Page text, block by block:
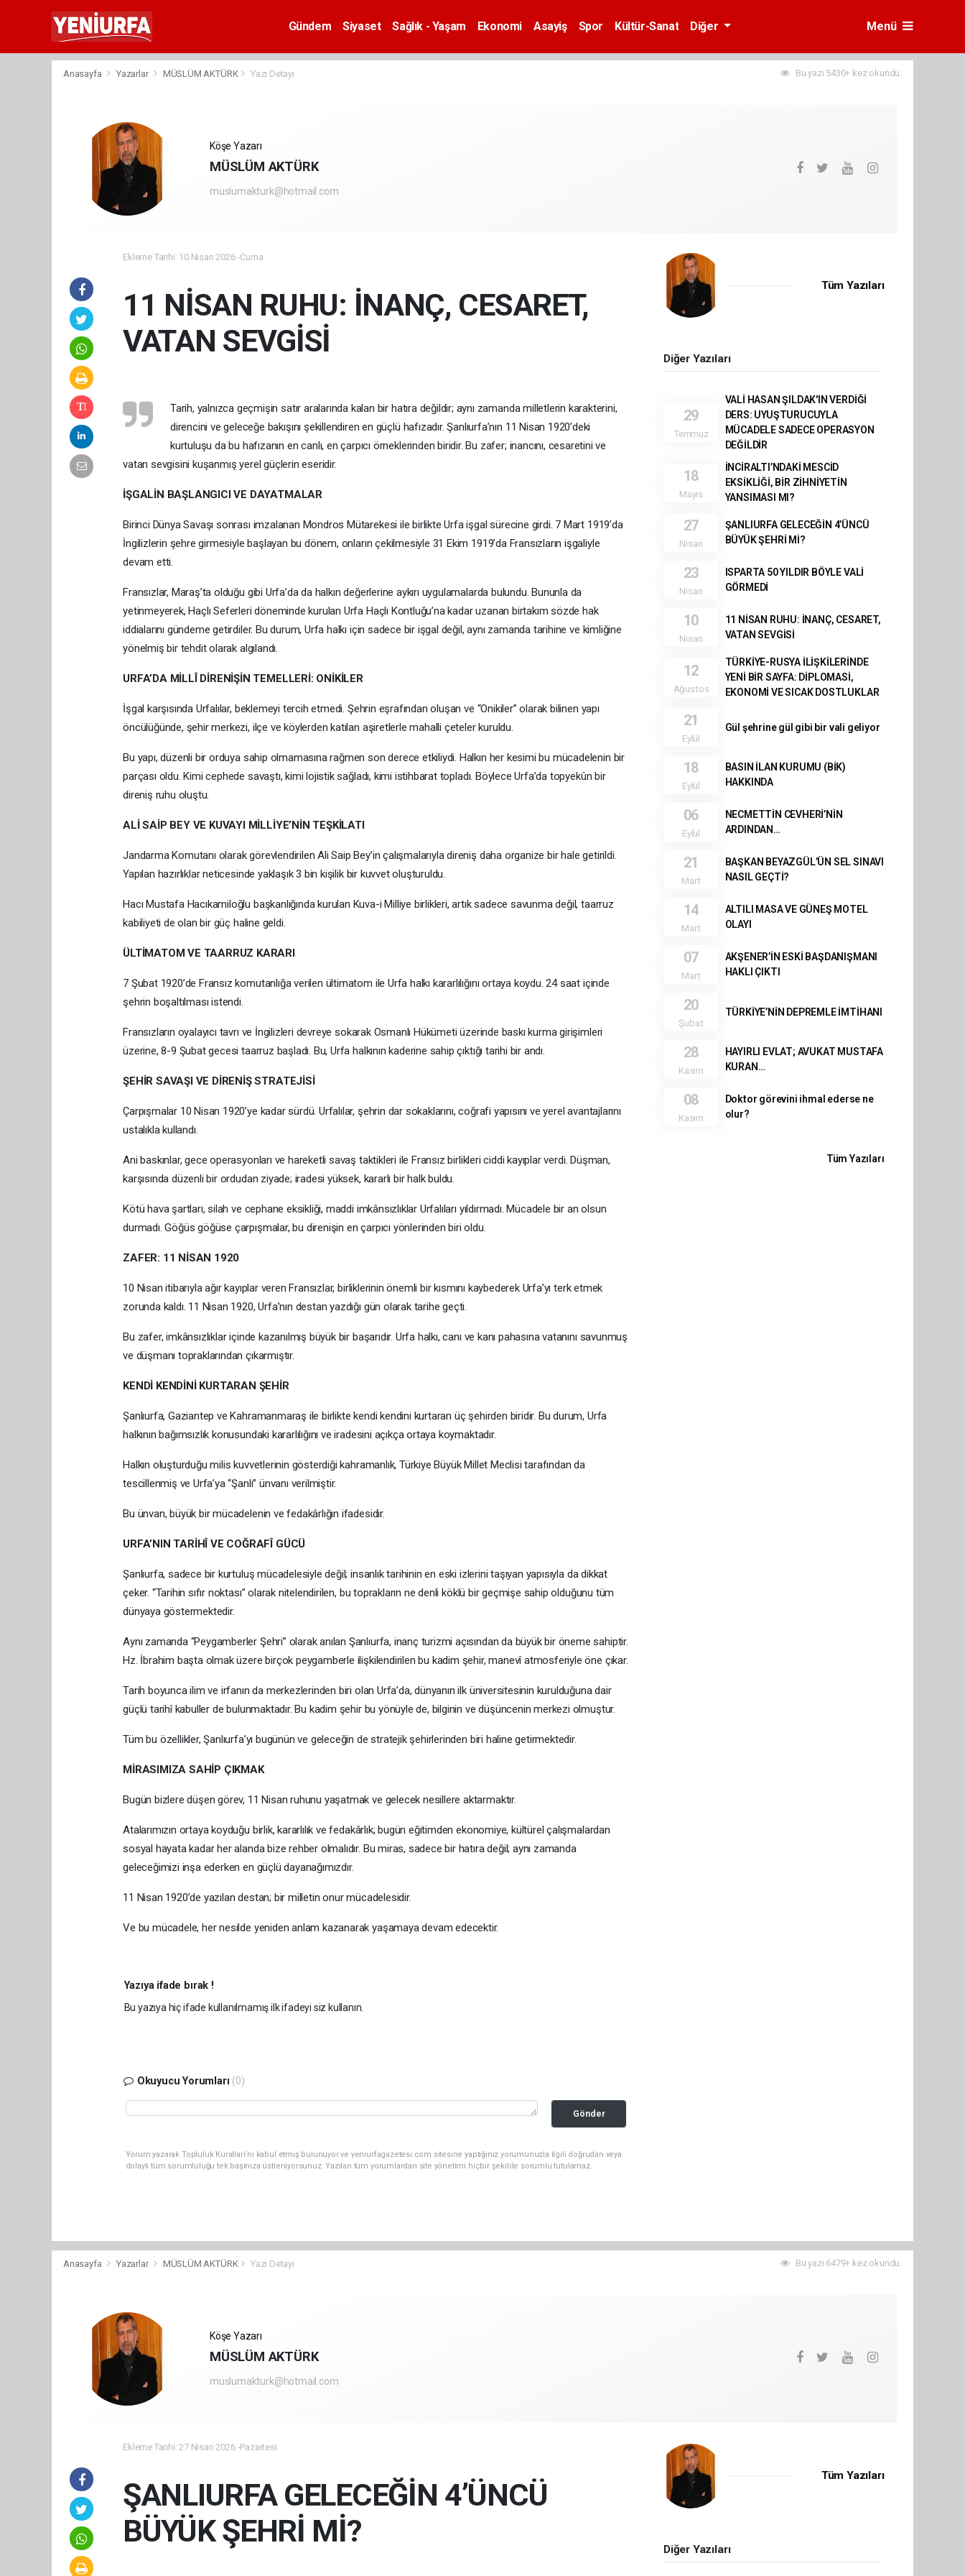
Gündem Siyaset Sağlık - Yaşam Ekonomi Asayiş Spor Kültür-Sanat Diğer Menü
Anasayfa Yazarlar MÜSLÜM AKTÜRK Yazı Detayı Bu yazı 5430+ kez okundu.
Köşe Yazarı
MÜSLÜM AKTÜRK
muslumakturk@hotmail.com
Ekleme Tarihi: 10 Nisan 2026 -Cuma
11 NİSAN RUHU: İNANÇ, CESARET,
VATAN SEVGİSİ
Tarih, yalnızca geçmişin satır aralarında kalan bir hatıra değildir; aynı zamanda milletlerin karakterini,
direncini ve geleceğe bakışını şekillendiren en güçlü hafızadır. Şanlıurfa’nın 11 Nisan 1920’deki
kurtuluşu da bu hafızanın en canlı, en çarpıcı örneklerinden biridir. Bu zafer; inancını, cesaretini ve
vatan sevgisini kuşanmış yerel güçlerin eseridir.
İŞGALİN BAŞLANGICI VE DAYATMALAR
Birinci Dünya Savaşı sonrası imzalanan Mondros Mütarekesi ile birlikte Urfa işgal sürecine girdi. 7 Mart 1919’da
İngilizlerin şehre girmesiyle başlayan bu dönem, onların çekilmesiyle 31 Ekim 1919’da Fransızların işgaliyle
devam etti.
Fransızlar, Maraş’ta olduğu gibi Urfa’da da halkın değerlerine aykırı uygulamalarda bulundu. Bununla da
yetinmeyerek, Haçlı Seferleri döneminde kurulan Urfa Haçlı Kontluğu’na kadar uzanan birtakım sözde hak
iddialarını gündeme getirdiler. Bu durum, Urfa halkı için sadece bir işgal değil, aynı zamanda tarihine ve kimliğine
yönelmiş bir tehdit olarak algılandı.
URFA’DA MİLLÎ DİRENİŞİN TEMELLERİ: ONİKİLER
İşgal karşısında Urfalılar, beklemeyi tercih etmedi. Şehrin eşrafından oluşan ve “Onikiler” olarak bilinen yapı
öncülüğünde, şehir merkezi, ilçe ve köylerden katılan aşiretlerle mahalli çeteler kuruldu.
Bu yapı, düzenli bir orduya sahip olmamasına rağmen son derece etkiliydi. Halkın her kesimi bu mücadelenin bir
parçası oldu. Kimi cephede savaştı, kimi lojistik sağladı, kimi istihbarat topladı. Böylece Urfa’da topyekûn bir
direniş ruhu oluştu.
ALİ SAİP BEY VE KUVAYI MİLLİYE’NİN TEŞKİLATI
Jandarma Komutanı olarak görevlendirilen Ali Saip Bey’in çalışmalarıyla direniş daha organize bir hale getirildi.
Yapılan hazırlıklar neticesinde yaklaşık 3 bin kişilik bir kuvvet oluşturuldu.
Hacı Mustafa Hacıkamiloğlu başkanlığında kurulan Kuva-i Milliye birlikleri, artık sadece savunma değil, taarruz
kabiliyeti de olan bir güç haline geldi.
ÜLTİMATOM VE TAARRUZ KARARI
7 Şubat 1920’de Fransız komutanlığa verilen ültimatom ile Urfa halkı kararlılığını ortaya koydu. 24 saat içinde
şehrin boşaltılması istendi.
Fransızların oyalayıcı tavrı ve İngilizleri devreye sokarak Osmanlı Hükümeti üzerinde baskı kurma girişimleri
üzerine, 8-9 Şubat gecesi taarruz başladı. Bu, Urfa halkının kaderine sahip çıktığı tarihi bir andı.
ŞEHİR SAVAŞI VE DİRENİŞ STRATEJİSİ
Çarpışmalar 10 Nisan 1920’ye kadar sürdü. Urfalılar, şehrin dar sokaklarını, coğrafi yapısını ve yerel avantajlarını
ustalıkla kullandı.
Ani baskınlar, gece operasyonları ve hareketli savaş taktikleri ile Fransız birlikleri ciddi kayıplar verdi. Düşman,
karşısında düzenli bir ordudan ziyade; iradesi yüksek, kararlı bir halk buldu.
Kötü hava şartları, silah ve cephane eksikliği, maddi imkânsızlıklar Urfalıları yıldırmadı. Mücadele bir an olsun
durmadı. Göğüs göğüse çarpışmalar, bu direnişin en çarpıcı yönlerinden biri oldu.
ZAFER: 11 NİSAN 1920
10 Nisan itibarıyla ağır kayıplar veren Fransızlar, birliklerinin önemli bir kısmını kaybederek Urfa’yı terk etmek
zorunda kaldı. 11 Nisan 1920, Urfa’nın destan yazdığı gün olarak tarihe geçti.
Bu zafer, imkânsızlıklar içinde kazanılmış büyük bir başarıdır. Urfa halkı, canı ve kanı pahasına vatanını savunmuş
ve düşmanı topraklarından çıkarmıştır.
KENDİ KENDİNİ KURTARAN ŞEHİR
Şanlıurfa, Gaziantep ve Kahramanmaraş ile birlikte kendi kendini kurtaran üç şehirden biridir. Bu durum, Urfa
halkının bağımsızlık konusundaki kararlılığını ve iradesini açıkça ortaya koymaktadır.
Halkın oluşturduğu milis kuvvetlerinin gösterdiği kahramanlık, Türkiye Büyük Millet Meclisi tarafından da
tescillenmiş ve Urfa’ya “Şanlı” ünvanı verilmiştir.
Bu ünvan, büyük bir mücadelenin ve fedakârlığın ifadesidir.
URFA’NIN TARİHÎ VE COĞRAFÎ GÜCÜ
Şanlıurfa, sadece bir kurtuluş mücadelesiyle değil; insanlık tarihinin en eski izlerini taşıyan yapısıyla da dikkat
çeker. “Tarihin sıfır noktası” olarak nitelendirilen, bu toprakların ne denli köklü bir geçmişe sahip olduğunu tüm
dünyaya göstermektedir.
Aynı zamanda “Peygamberler Şehri” olarak anılan Şanlıurfa, inanç turizmi açısından da büyük bir öneme sahiptir.
Hz. İbrahim başta olmak üzere birçok peygamberle ilişkilendirilen bu kadim şehir, manevî atmosferiyle öne çıkar.
Tarih boyunca ilim ve irfanın da merkezlerinden biri olan Urfa’da, dünyanın ilk üniversitesinin kurulduğuna dair
güçlü tarihî kabuller de bulunmaktadır. Bu kadim şehir bu yönüyle de, bilginin ve düşüncenin merkezi olmuştur.
Tüm bu özellikler, Şanlıurfa’yı bugünün ve geleceğin de stratejik şehirlerinden biri haline getirmektedir.
MİRASIMIZA SAHİP ÇIKMAK
Bugün bizlere düşen görev, 11 Nisan ruhunu yaşatmak ve gelecek nesillere aktarmaktır.
Atalarımızın ortaya koyduğu birlik, kararlılık ve fedakârlık; bugün eğitimden ekonomiye, kültürel çalışmalardan
sosyal hayata kadar her alanda bize rehber olmalıdır. Bu miras, sadece bir hatıra değil; aynı zamanda
geleceğimizi inşa ederken en güçlü dayanağımızdır.
11 Nisan 1920’de yazılan destan; bir milletin onur mücadelesidir.
Ve bu mücadele, her nesilde yeniden anlam kazanarak yaşamaya devam edecektir.
Yazıya ifade bırak !
Bu yazıya hiç ifade kullanılmamış ilk ifadeyi siz kullanın.
Okuyucu Yorumları (0)
Gönder
Yorum yazarak Topluluk Kuralları’nı kabul etmiş bulunuyor ve yeniurfagazetesi.com sitesine yaptığınız yorumunuzla ilgili doğrudan veya
dolaylı tüm sorumluluğu tek başınıza üstleniyorsunuz. Yazılan tüm yorumlardan site yönetimi hiçbir şekilde sorumlu tutulamaz.
Tüm Yazıları
Diğer Yazıları
29
Temmuz
VALİ HASAN ŞILDAK'IN VERDİĞİ
DERS: UYUŞTURUCUYLA
MÜCADELE SADECE OPERASYON
DEĞİLDİR
18
Mayıs
İNCİRALTI’NDAKİ MESCİD
EKSİKLİĞİ, BİR ZİHNİYETİN
YANSIMASI MI?
27
Nisan
ŞANLIURFA GELECEĞİN 4’ÜNCÜ
BÜYÜK ŞEHRİ Mİ?
23
Nisan
ISPARTA 50 YILDIR BÖYLE VALİ
GÖRMEDİ
10
Nisan
11 NİSAN RUHU: İNANÇ, CESARET,
VATAN SEVGİSİ
12
Ağustos
TÜRKİYE-RUSYA İLİŞKİLERİNDE
YENİ BİR SAYFA: DİPLOMASİ,
EKONOMİ VE SICAK DOSTLUKLAR
21
Eylül
Gül şehrine gül gibi bir vali geliyor
18
Eylül
BASIN İLAN KURUMU (BİK)
HAKKINDA
06
Eylül
NECMETTİN CEVHERİ’NİN
ARDINDAN…
21
Mart
BAŞKAN BEYAZGÜL’ÜN SEL SINAVI
NASIL GEÇTİ?
14
Mart
ALTILI MASA VE GÜNEŞ MOTEL
OLAYI
07
Mart
AKŞENER’İN ESKİ BAŞDANIŞMANI
HAKLI ÇIKTI
20
Şubat
TÜRKİYE’NİN DEPREMLE İMTİHANI
28
Kasım
HAYIRLI EVLAT; AVUKAT MUSTAFA
KURAN…
08
Kasım
Doktor görevini ihmal ederse ne
olur?
Tüm Yazıları
Anasayfa Yazarlar MÜSLÜM AKTÜRK Yazı Detayı Bu yazı 6479+ kez okundu.
Köşe Yazarı
MÜSLÜM AKTÜRK
muslumakturk@hotmail.com
Ekleme Tarihi: 27 Nisan 2026 -Pazartesi
ŞANLIURFA GELECEĞİN 4’ÜNCÜ
BÜYÜK ŞEHRİ Mİ?
Tüm Yazıları
Diğer Yazıları